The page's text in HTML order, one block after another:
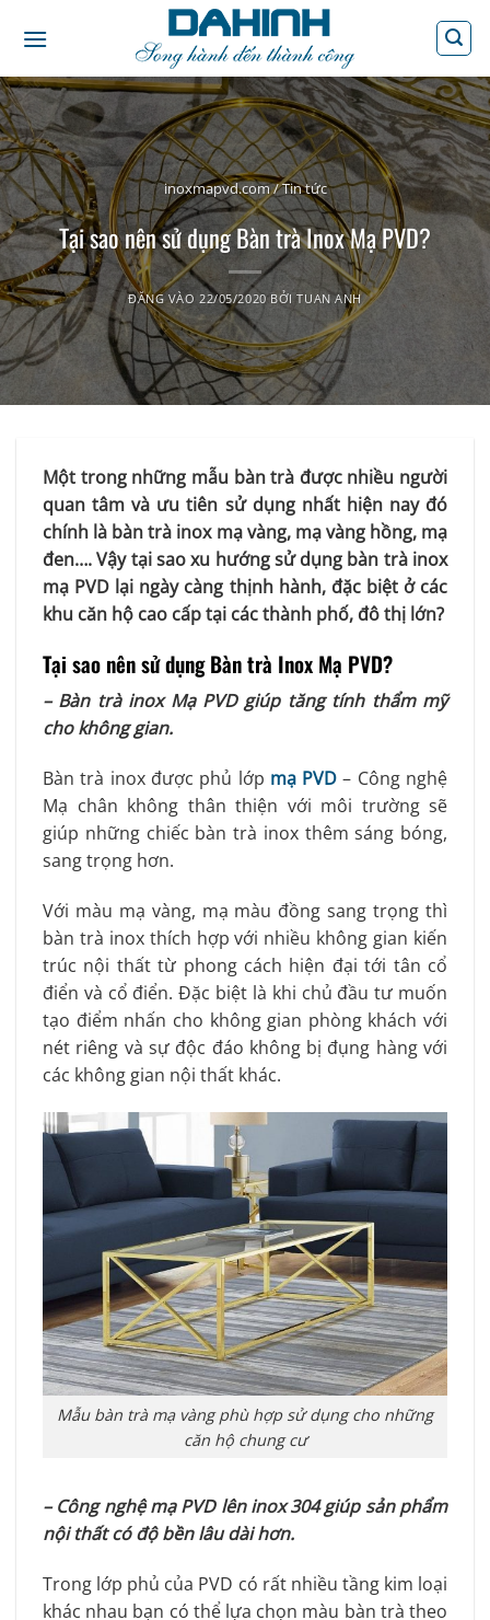
qua
dung
inoxmapvd.com/Tin tức
Tại sao nên sử dụng Bàn trà Inox Mạ PVD?
ĐĂNG VÀO 22/05/2020 BỞITUAN ANH
Một trong những mẫu bàn trà được nhiều người
quan tâm và ưu tiên sử dụng nhất hiện nay đó
chính là bàn trà inox mạ vàng, mạ vàng hồng, mạ
đen…. Vậy tại sao xu hướng sử dụng bàn trà inox
mạ PVD lại ngày càng thịnh hành, đặc biệt ở các
khu căn hộ cao cấp tại các thành phố, đô thị lớn?
Tại sao nên sử dụng Bàn trà Inox Mạ PVD?
– Bàn trà inox Mạ PVD giúp tăng tính thẩm mỹ
cho không gian.
Bàn trà inox được phủ lớp mạ PVD – Công nghệ
Mạ chân không thân thiện với môi trường sẽ
giúp những chiếc bàn trà inox thêm sáng bóng,
sang trọng hơn.
Với màu mạ vàng, mạ màu đồng sang trọng thì
bàn trà inox thích hợp với nhiều không gian kiến
trúc nội thất từ phong cách hiện đại tới tân cổ
điển và cổ điển. Đặc biệt là khi chủ đầu tư muốn
tạo điểm nhấn cho không gian phòng khách với
nét riêng và sự độc đáo không bị đụng hàng với
các không gian nội thất khác.
Mẫu bàn trà mạ vàng phù hợp sử dụng cho những
căn hộ chung cư
– Công nghệ mạ PVD lên inox 304 giúp sản phẩm
nội thất có độ bền lâu dài hơn.
Trong lớp phủ của PVD có rất nhiều tầng kim loại
khác nhau bạn có thể lựa chọn màu bàn trà theo